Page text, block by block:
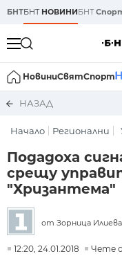
БНТБНТ НОВИНИБНТ
НовиниСвятСпорт
НАЗАД
Начало Регионални
Подадоха
срещу
"Хризантема"
от Зорница Илиева
12:20, 24.01.2018 Чете